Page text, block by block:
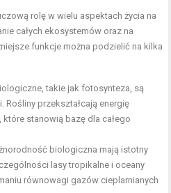
rolę w wielu aspektach życia na
całych ekosystemów oraz na
funkcje można podzielić na kilka
takie jak fotosynteza, są
przekształcają energię
które stanowią bazę dla całego
biologiczna mają istotny
lasy tropikalne i oceany
równowagi gazów cieplarnianych